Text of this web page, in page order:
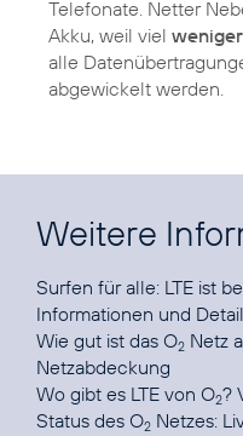
Telefonate. Netter
Akku, weil viel
alle
abgewickelt werden.
Weitere
Surfen für alle: LTE ist
Informationen und
Wie gut ist das O2 Netz
Netzabdeckung
Wo gibt es LTE von O2?
Status des O2 Netzes: